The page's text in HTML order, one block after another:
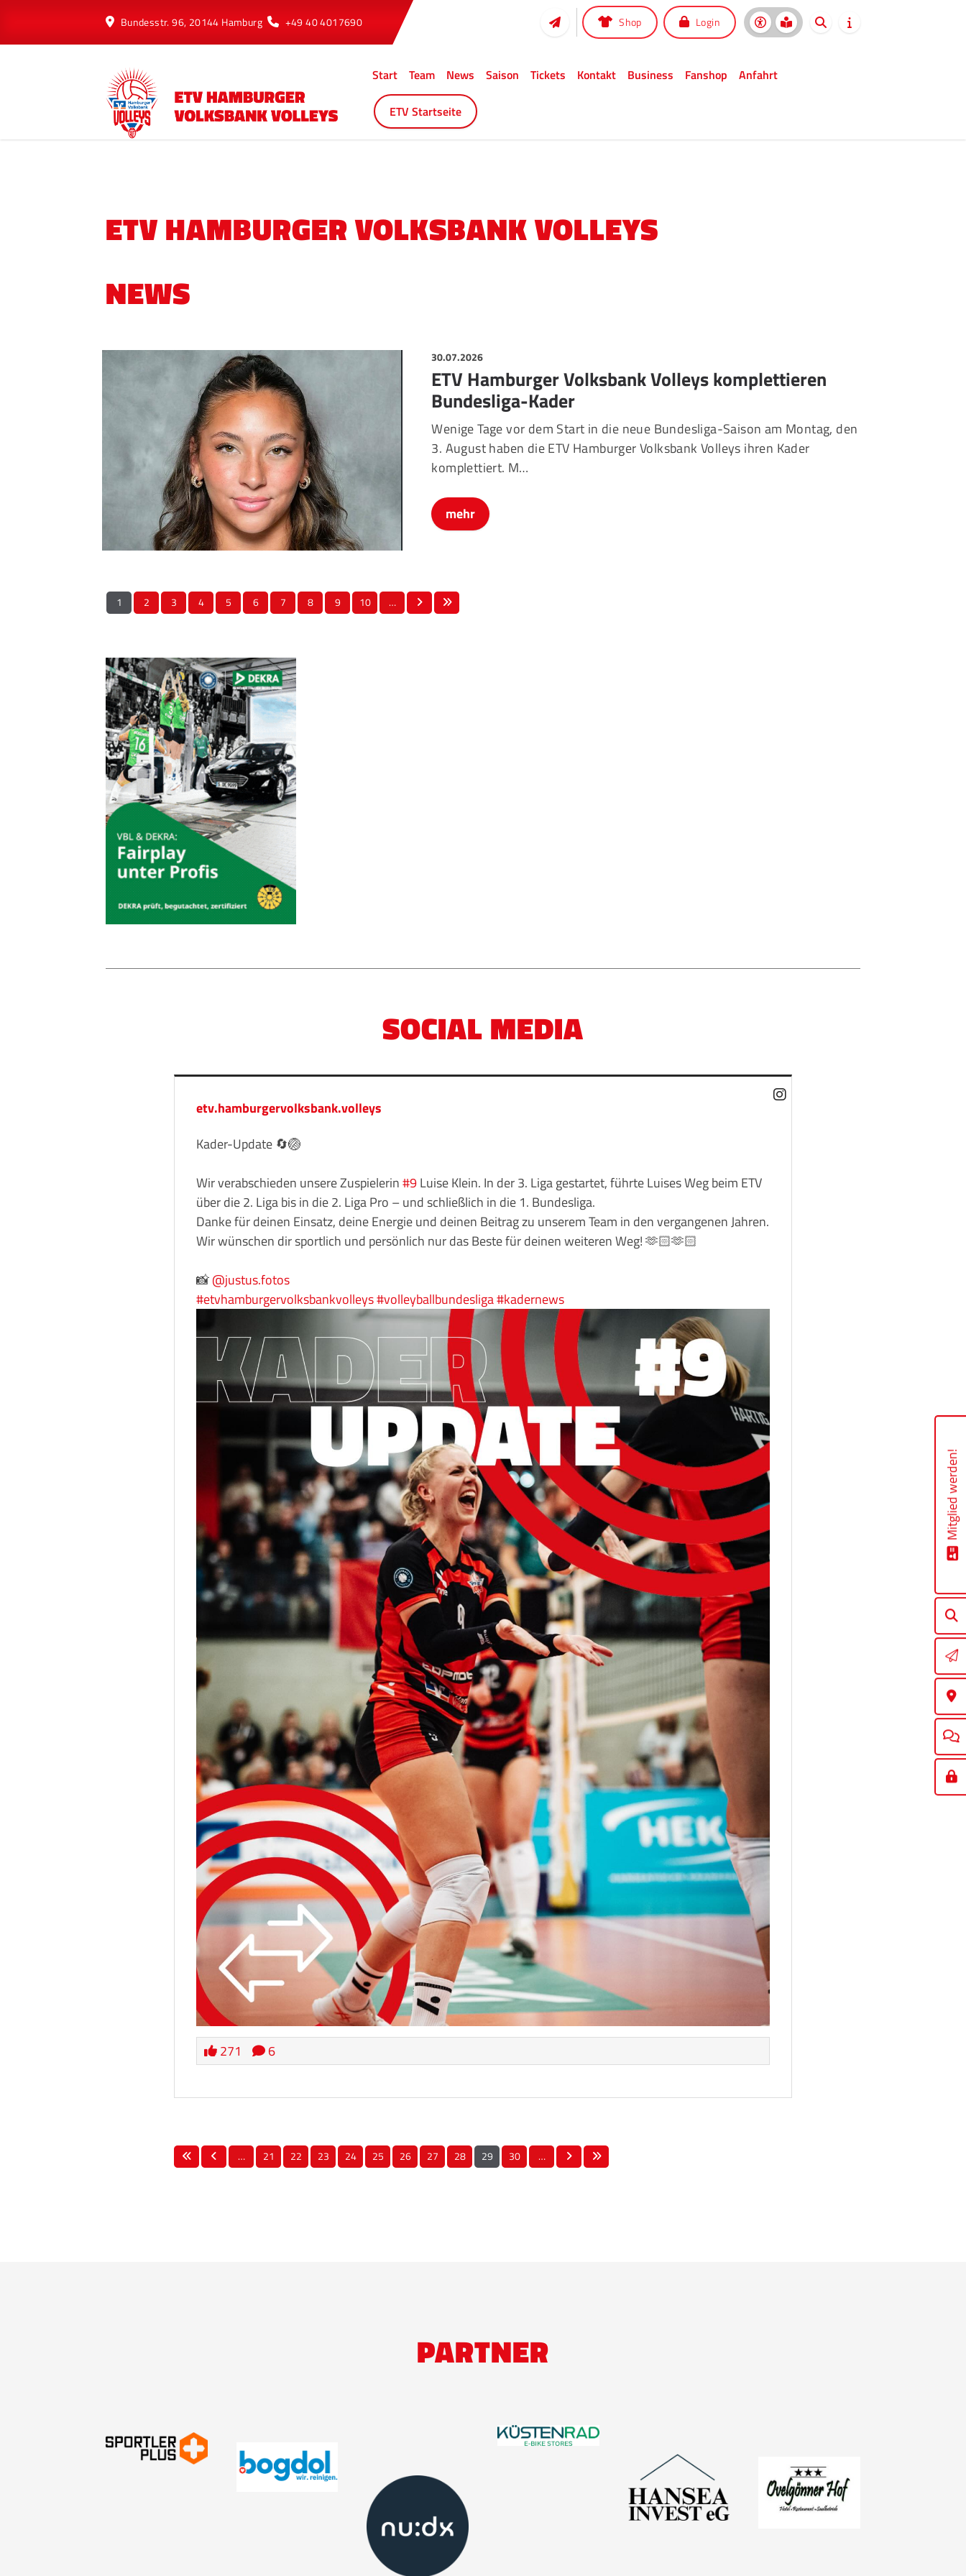
Bundesstr. 96, 20144 Hamburg +49 40 4017690 Shop Login
Start Team News Saison Tickets Kontakt Business Fanshop Anfahrt
ETV Startseite
ETV HAMBURGER VOLKSBANK VOLLEYS
NEWS
30.07.2026
ETV Hamburger Volksbank Volleys komplettieren
Bundesliga-Kader
Wenige Tage vor dem Start in die neue Bundesliga-Saison am Montag, den
3. August haben die ETV Hamburger Volksbank Volleys ihren Kader
komplettiert. M…
mehr
1 2 3 4 5 6 7 8 9 10 …
SOCIAL MEDIA
etv.hamburgervolksbank.volleys
Kader-Update 🔄🏐
Wir verabschieden unsere Zuspielerin#9Luise Klein. In der 3. Liga gestartet, führte Luises Weg beim ETV
über die 2. Liga bis in die 2. Liga Pro – und schließlich in die 1. Bundesliga.
Danke für deinen Einsatz, deine Energie und deinen Beitrag zu unserem Team in den vergangenen Jahren.
Wir wünschen dir sportlich und persönlich nur das Beste für deinen weiteren Weg! 🫶🏻🫶🏻
📸@justus.fotos
#etvhamburgervolksbankvolleys#volleyballbundesliga#kadernews
271 6
… 21 22 23 24 25 26 27 28 29 30 …
PARTNER
Mitglied werden!
Sportangebote finden
Unser Sportangebot
Sportsuche
Ausfälle und Vertretungen
Deutsches Sportabzeichen